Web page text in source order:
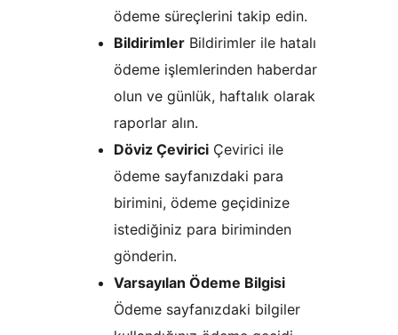
ödeme süreçlerini takip edin.
Bildirimler Bildirimler ile hatalı
ödeme işlemlerinden haberdar
olun ve günlük, haftalık olarak
raporlar alın.
Döviz Çevirici Çevirici ile
ödeme sayfanızdaki para
birimini, ödeme geçidinize
istediğiniz para biriminden
gönderin.
Varsayılan Ödeme Bilgisi
Ödeme sayfanızdaki bilgiler